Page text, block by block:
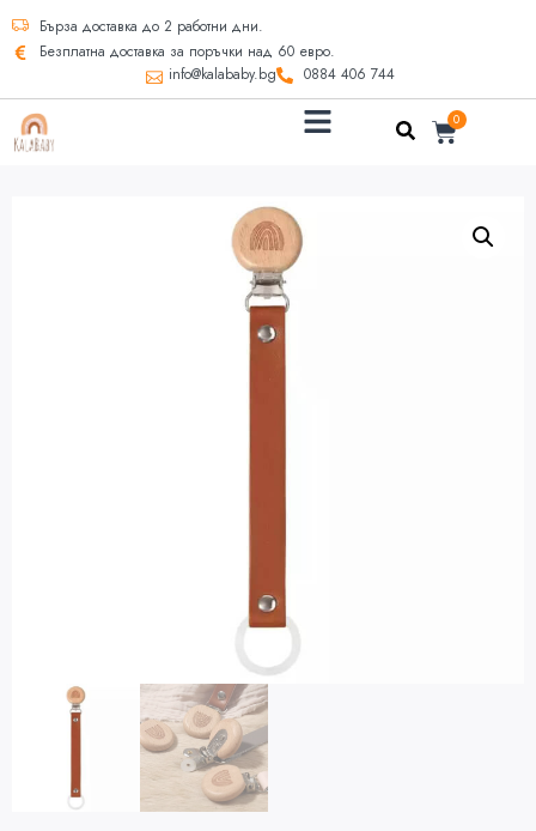
Бърза доставка до 2 работни дни.
Безплатна доставка за поръчки над 60 евро.
info@kalababy.bg
0884 406 744
0